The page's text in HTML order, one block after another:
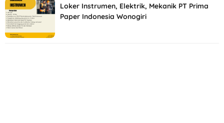
Loker Instrumen, Elektrik, Mekanik PT Prima
Paper Indonesia Wonogiri